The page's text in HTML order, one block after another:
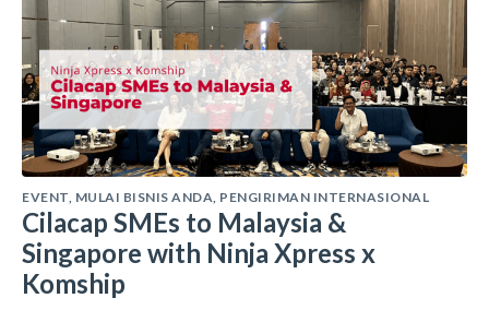
EVENT MULAI BISNIS ANDA PENGIRIMAN INTERNASIONAL
Cilacap SMEs to Malaysia &
Singapore with Ninja Xpress x
Komship